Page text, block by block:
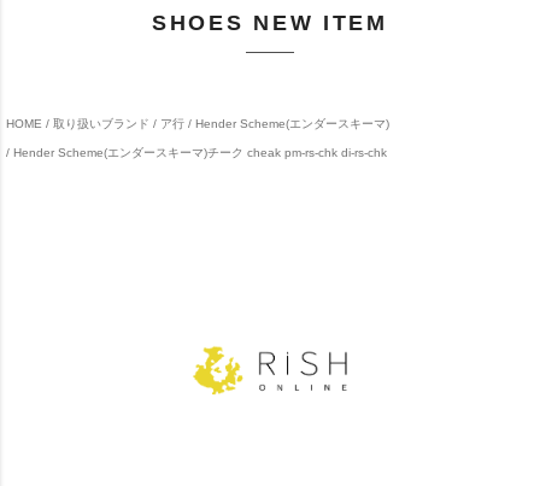
SHOES NEW ITEM
HOME 取り扱いブランド ア行 Hender Scheme(エンダースキーマ)
Hender Scheme(エンダースキーマ)チーク cheak pm-rs-chk di-rs-chk